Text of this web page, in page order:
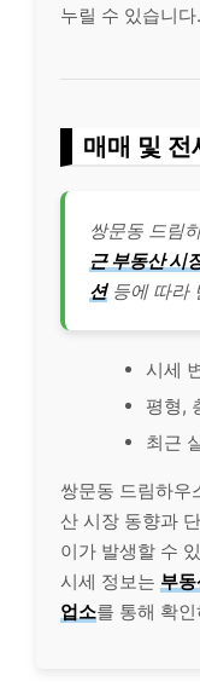
누릴 수 있습니다.
매매 및 전
쌍문동 드림
근 부동산 시
션등에 따라
시세
평형,
최근
쌍문동 드림하우
산 시장 동향과
이가 발생할 수
시세 정보는 부
업소를 통해 확